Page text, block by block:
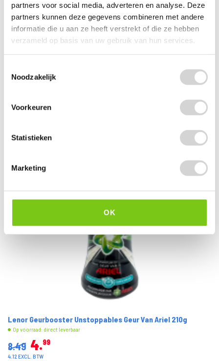
partners voor social media, adverteren en analyse. Deze
partners kunnen deze gegevens combineren met andere
informatie die u aan ze heeft verstrekt of die ze hebben
verzameld op basis van uw gebruik van hun services.
Noodzakelijk
Voorkeuren
Statistieken
Marketing
OK
Dixan Wasmiddel Fresh Ocean 1750ml
Op voorraad: direct leverbaar
12.99 8
Lenor Geurbooster Unstoppables Geur Van Ariel 210g
Op voorraad: direct leverbaar
8.49 4 99
4.12 EXCL. BTW